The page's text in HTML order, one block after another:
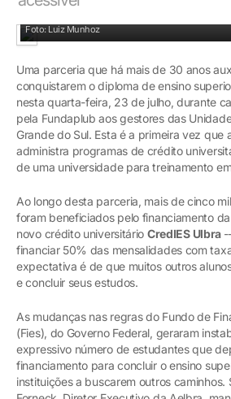
Foto: Luiz Munhoz
Uma parceria que há mais de 30 anos
conquistarem o diploma de ensino
nesta quarta-feira, 23 de julho, durante
pela Fundaplub aos gestores das
Grande do Sul. Esta é a primeira vez que
administra programas de crédito
de uma universidade para treinamento
Ao longo desta parceria, mais de cinco
foram beneficiados pelo financiamento
novo crédito universitário CredIES Ulbra
financiar 50% das mensalidades com
expectativa é de que muitos outros
e concluir seus estudos.
As mudanças nas regras do Fundo de
(Fies), do Governo Federal, geraram
expressivo número de estudantes que
financiamento para concluir o ensino
instituições a buscarem outros caminhos.